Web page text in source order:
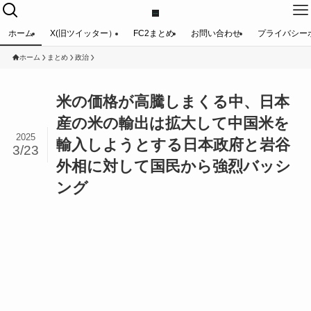
ホーム X(旧ツイッター） FC2まとめ お問い合わせ プライバシー
ホーム まとめ 政治
米の価格が高騰しまくる中、日本
産の米の輸出は拡大して中国米を
輸入しようとする日本政府と岩谷
外相に対して国民から強烈バッシ
ング
2025
3/23